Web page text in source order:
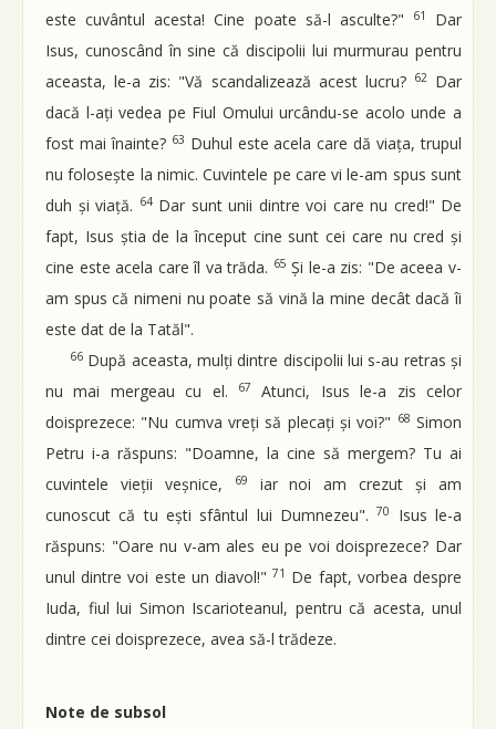
este cuvântul acesta! Cine poate să-l asculte?"
61
Dar
Isus, cunoscând în sine că discipolii lui murmurau pentru
aceasta, le-a zis: "Vă scandalizează acest lucru? 62Dar
dacă l-ați vedea pe Fiul Omului urcându-se acolo unde a
fost mai înainte? 63 Duhul este acela care dă viața, trupul
nu folosește la nimic. Cuvintele pe care vi le-am spus sunt
duh și viață. 64Dar sunt unii dintre voi care nu cred!" De
fapt, Isus știa de la început cine sunt cei care nu cred și
cine este acela care îl va trăda. 65 Și le-a zis: "De aceea v-
am spus că nimeni nu poate să vină la mine decât dacă îi
este dat de la Tatăl".
66După aceasta, mulți dintre discipolii lui s-au retras și
nu mai mergeau cu el.
67
Atunci, Isus le-a zis celor
doisprezece: "Nu cumva vreți să plecați și voi?" 68 Simon
Petru i-a răspuns: "Doamne, la cine să mergem? Tu ai
cuvintele vieții veșnice,
69
iar noi am crezut și am
cunoscut că tu ești sfântul lui Dumnezeu".70
Isus le-a
răspuns: "Oare nu v-am ales eu pe voi doisprezece? Dar
unul dintre voi este un diavol!"71 De fapt, vorbea despre
Iuda, fiul lui Simon Iscarioteanul, pentru că acesta, unul
dintre cei doisprezece, avea să-l trădeze.
Note de subsol